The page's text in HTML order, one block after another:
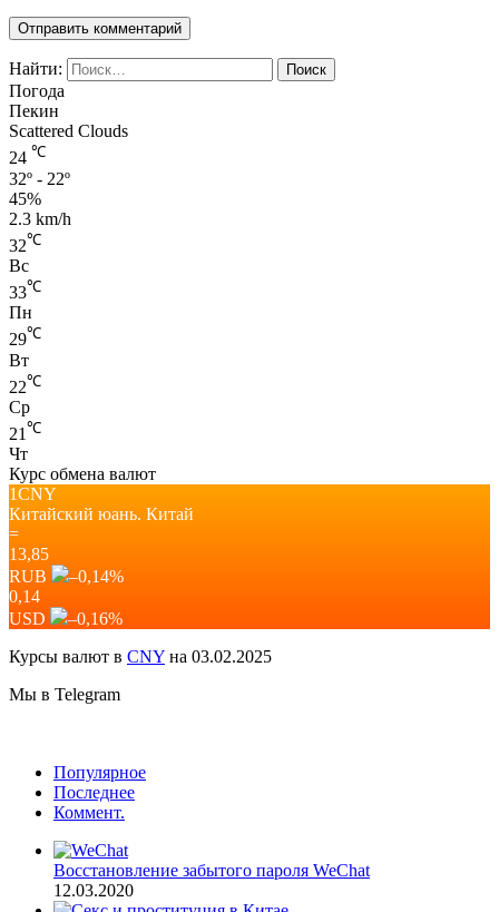
Найти:
Погода
Пекин
Scattered Clouds
24 ℃
32º - 22º
45%
2.3 km/h
32℃
Вс
33℃
Пн
29℃
Вт
22℃
Ср
21℃
Чт
Курс обмена валют
1CNY
Китайский юань. Китай
=
13,85
RUB
–0,14%
0,14
USD
–0,16%
Курсы валют в CNY на 03.02.2025
Мы в Telegram
Популярное
Последнее
Коммент.
Восстановление забытого пароля WeChat
12.03.2020